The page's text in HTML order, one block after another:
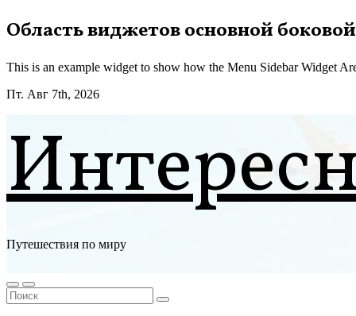
Перейти
к
Область виджетов основной
This is an example widget to show how the Menu Sidebar Widget
Пт. Авг 7th, 2026
Путешествия по миру